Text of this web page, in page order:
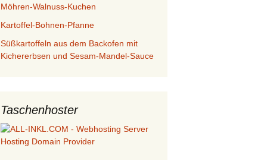
Möhren-Walnuss-Kuchen
Kartoffel-Bohnen-Pfanne
Süßkartoffeln aus dem Backofen mit
Kichererbsen und Sesam-Mandel-Sauce
Taschenhoster